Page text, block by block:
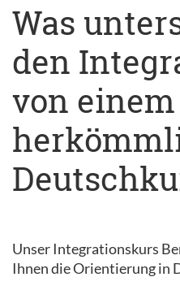
Was
den
von einem
Unser Integrationskurs
Ihnen die Orientierung in